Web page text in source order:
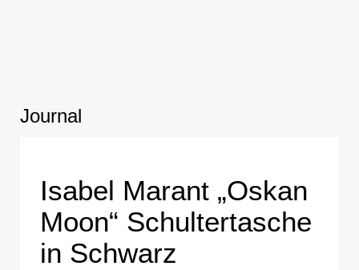
Journal
Isabel Marant „Oskan
Moon“ Schultertasche
in Schwarz